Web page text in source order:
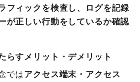
フィックを検査し、ログを記録
が正しい行動をしているか確認
らすメリット・デメリット
ではアクセス端末・アクセス